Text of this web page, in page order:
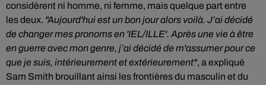
considèrent ni homme, ni femme, mais quelque part entre
les deux. "Aujourd'hui est un bon jour alors voilà. J’ai décidé
de changer mes pronoms en 'IEL/ILLE'. Après une vie à être
en guerre avec mon genre, j’ai décidé de m'assumer pour ce
que je suis, intérieurement et extérieurement", a expliqué
Sam Smith brouillant ainsi les frontières du masculin et du